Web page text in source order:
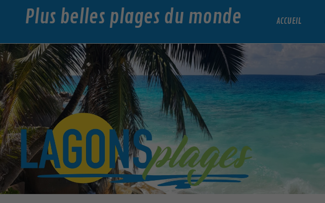
Plus belles plages du monde ACCUEIL